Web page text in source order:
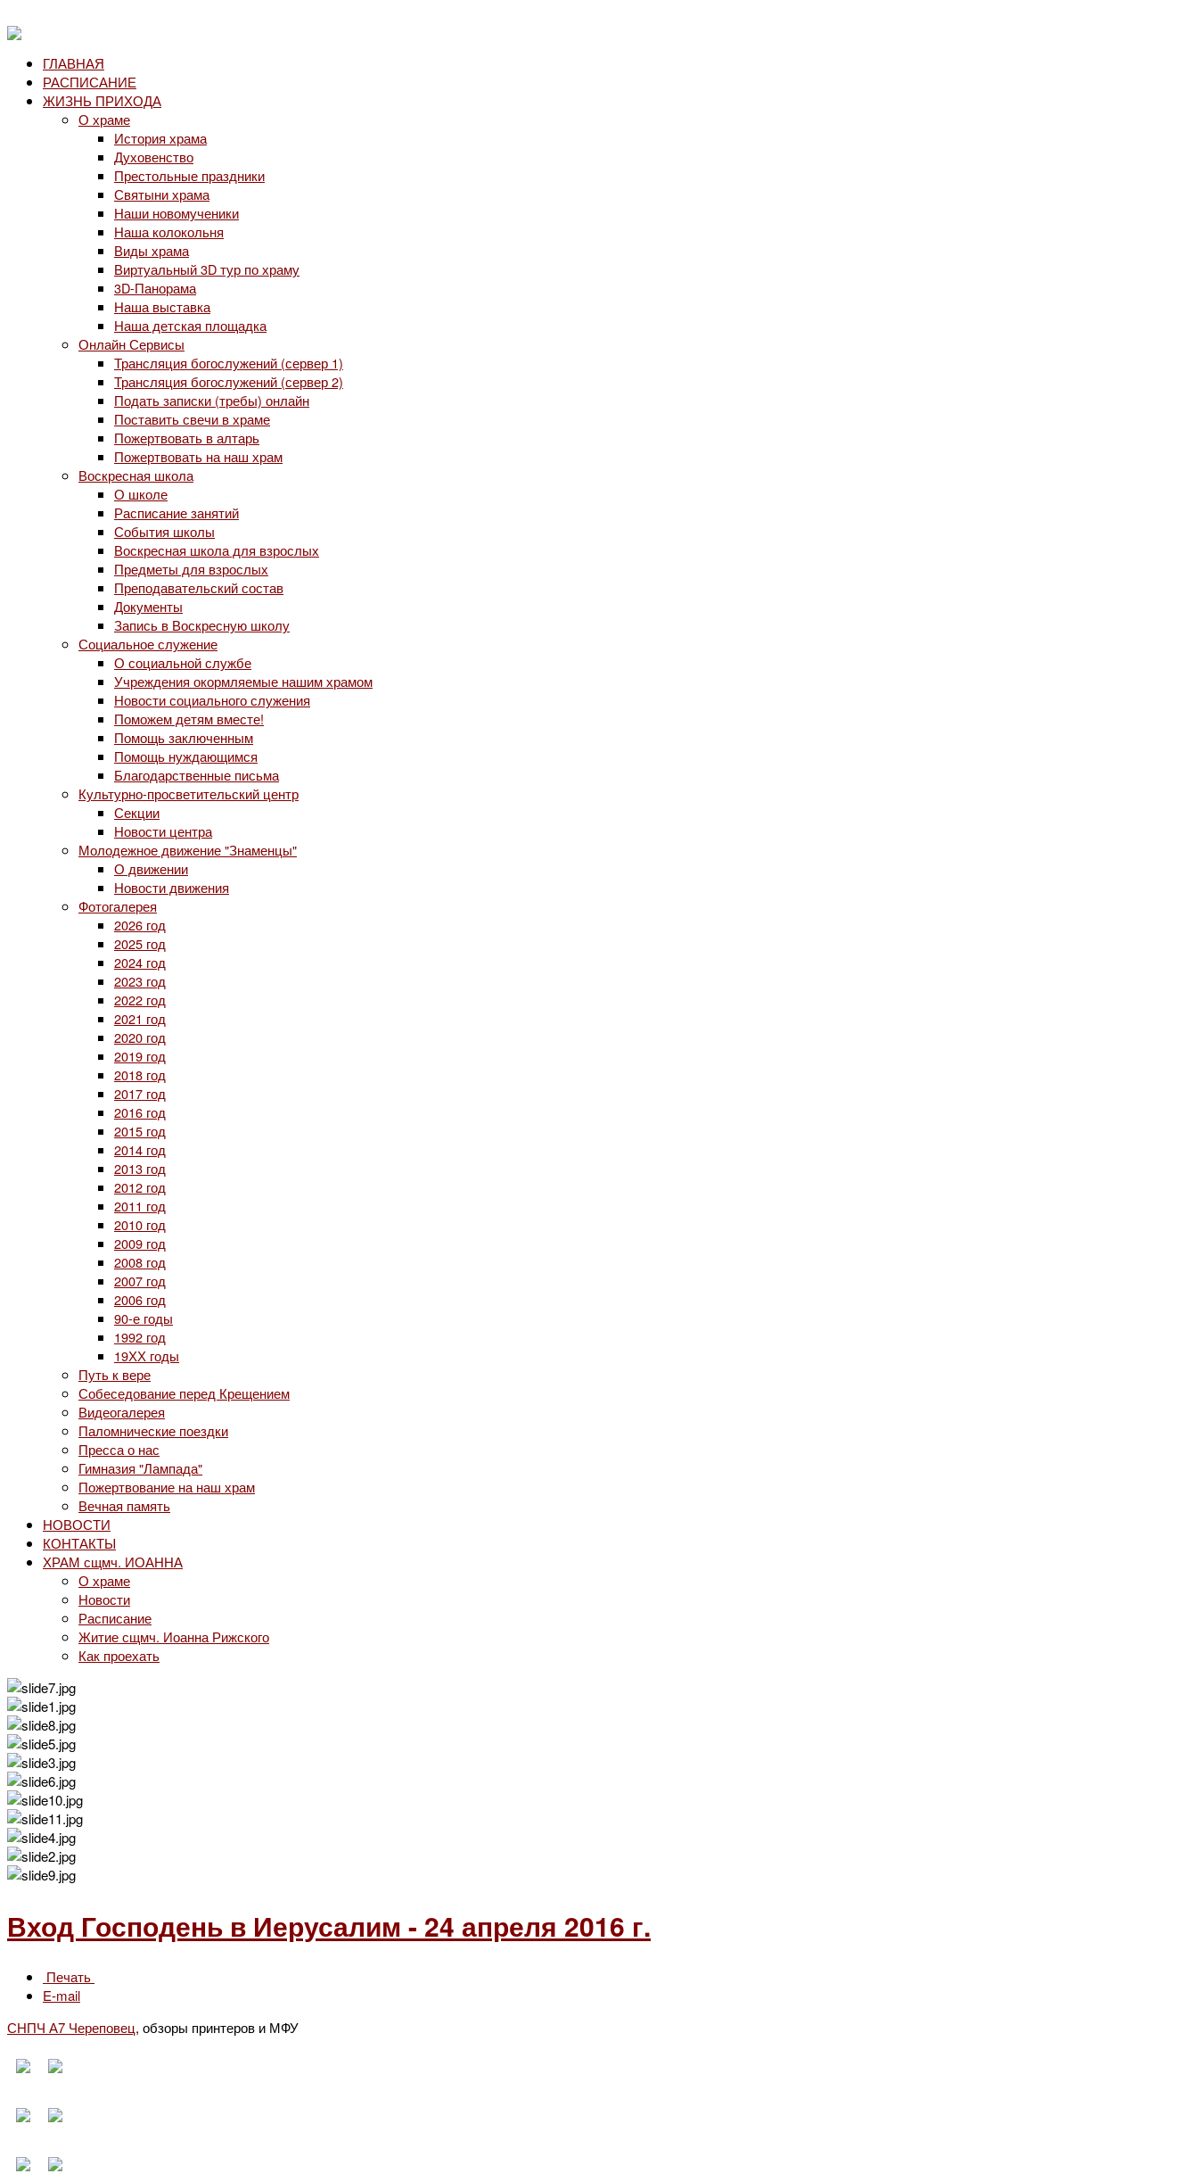
ГЛАВНАЯ
РАСПИСАНИЕ
ЖИЗНЬ ПРИХОДА
О храме
История храма
Духовенство
Престольные праздники
Святыни храма
Наши новомученики
Наша колокольня
Виды храма
Виртуальный 3D тур по храму
3D-Панорама
Наша выставка
Наша детская площадка
Онлайн Сервисы
Трансляция богослужений (сервер 1)
Трансляция богослужений (сервер 2)
Подать записки (требы) онлайн
Поставить свечи в храме
Пожертвовать в алтарь
Пожертвовать на наш храм
Воскресная школа
О школе
Расписание занятий
События школы
Воскресная школа для взрослых
Предметы для взрослых
Преподавательский состав
Документы
Запись в Воскресную школу
Социальное служение
О социальной службе
Учреждения окормляемые нашим храмом
Новости социального служения
Поможем детям вместе!
Помощь заключенным
Помощь нуждающимся
Благодарственные письма
Культурно-просветительский центр
Секции
Новости центра
Молодежное движение "Знаменцы"
О движении
Новости движения
Фотогалерея
2026 год
2025 год
2024 год
2023 год
2022 год
2021 год
2020 год
2019 год
2018 год
2017 год
2016 год
2015 год
2014 год
2013 год
2012 год
2011 год
2010 год
2009 год
2008 год
2007 год
2006 год
90-е годы
1992 год
19ХХ годы
Путь к вере
Собеседование перед Крещением
Видеогалерея
Паломнические поездки
Пресса о нас
Гимназия "Лампада"
Пожертвование на наш храм
Вечная память
НОВОСТИ
КОНТАКТЫ
ХРАМ сщмч. ИОАННА
О храме
Новости
Расписание
Житие сщмч. Иоанна Рижского
Как проехать
Вход Господень в Иерусалим - 24 апреля 2016 г.
Печать
E-mail
СНПЧ А7 Череповец, обзоры принтеров и МФУ